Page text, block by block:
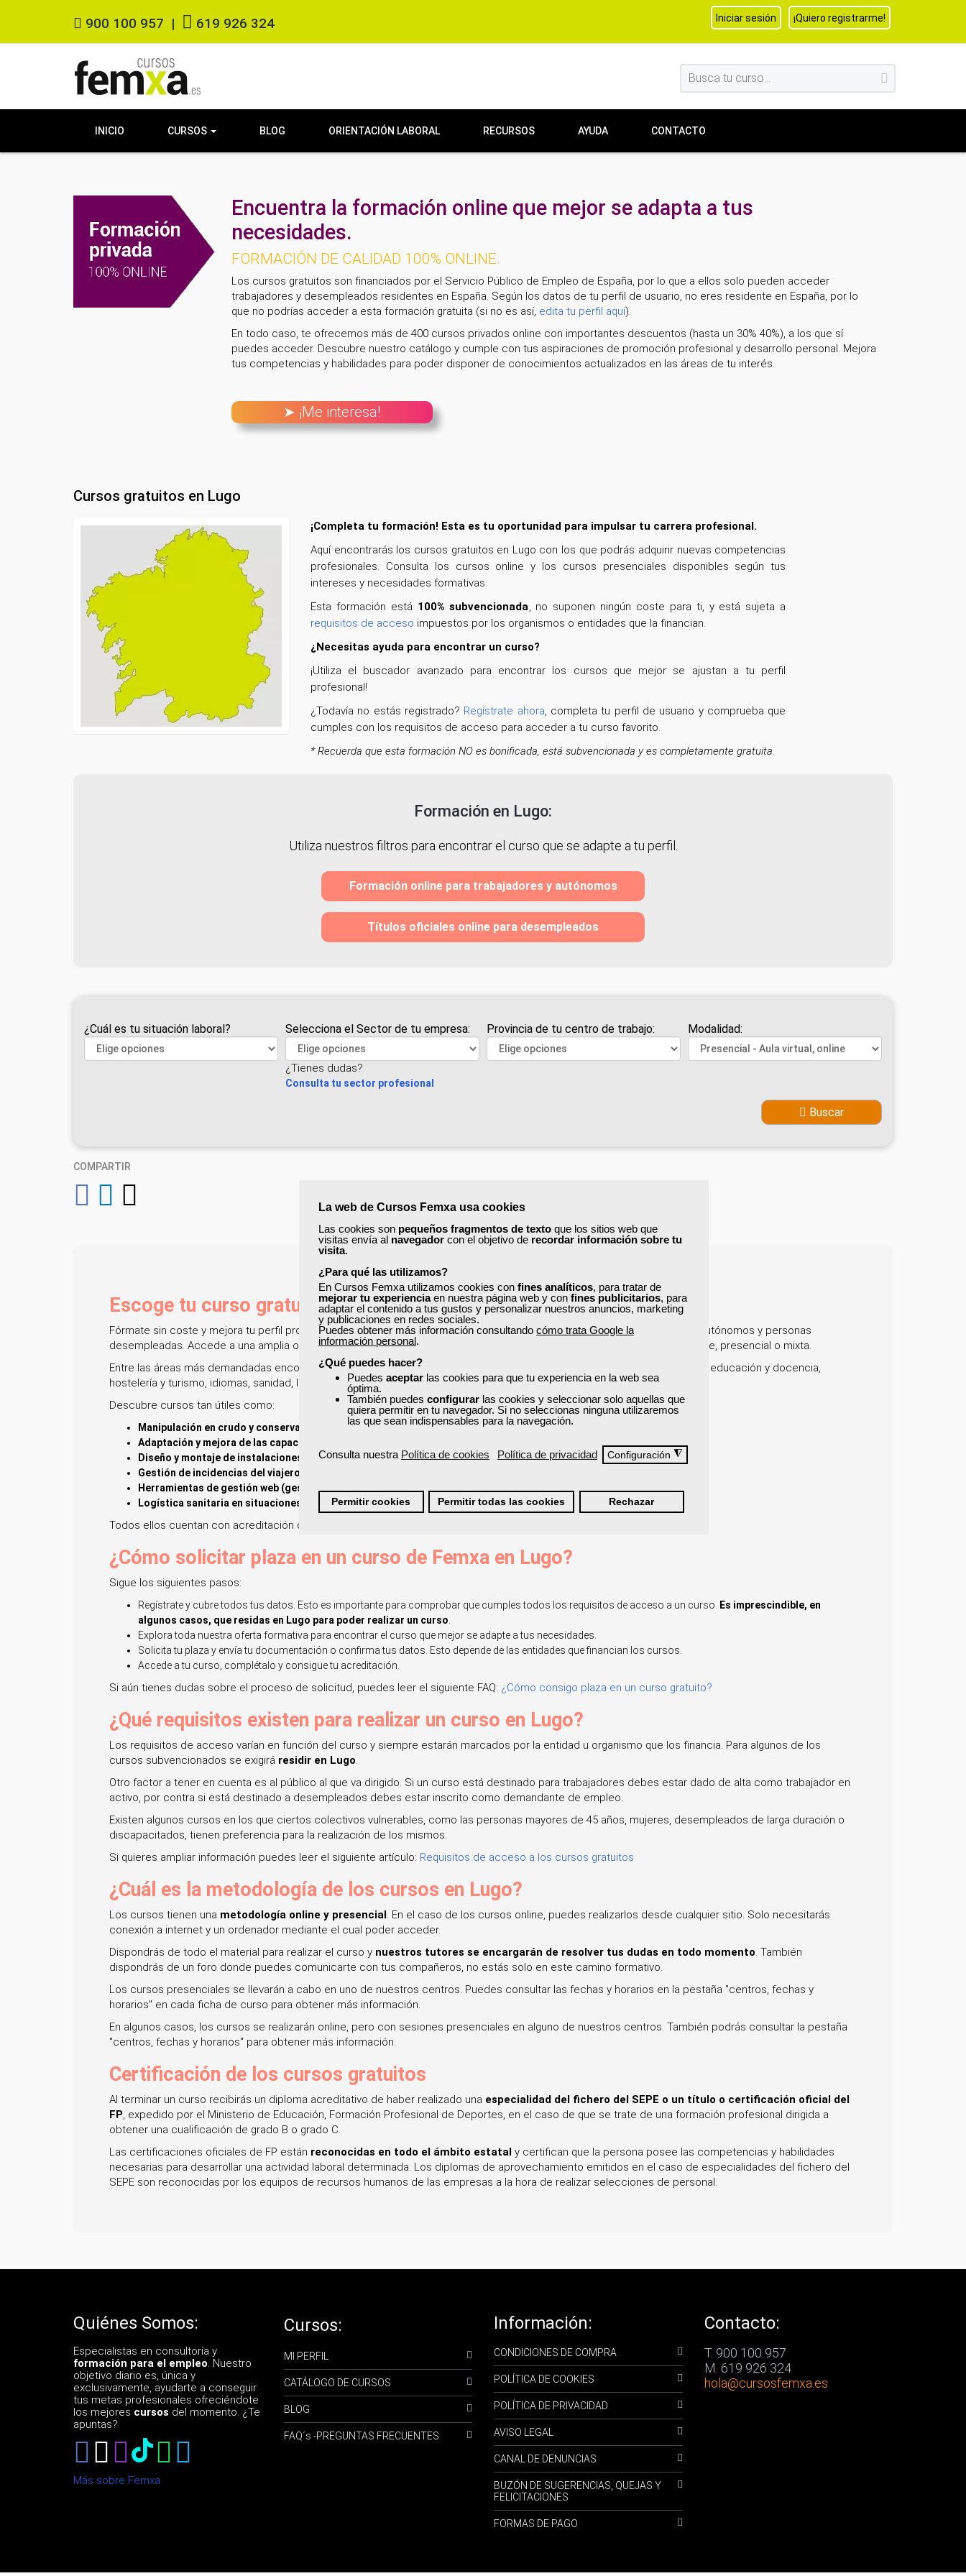
La web de Cursos Femxa usa cookies
Las cookies son pequeños fragmentos de texto que los sitios web que
visitas envía al navegador con el objetivo de recordar información sobre tu
visita.
¿Para qué las utilizamos?
En Cursos Femxa utilizamos cookies con fines analíticos, para tratar de
mejorar tu experienciaen nuestra página web y con fines publicitarios, para
adaptar el contenido a tus gustos y personalizar nuestros anuncios, marketing
y publicaciones en redes sociales.
Puedes obtener más información consultando cómo trata Google la
información personal.
¿Qué puedes hacer?
Puedes aceptar las cookies para que tu experiencia en la web sea
óptima.
También puedes configurar las cookies y seleccionar solo aquellas que
quiera permitir en tu navegador. Si no seleccionas ninguna utilizaremos
las que sean indispensables para la navegación.
Consulta nuestra Política de cookies Política de privacidad Configuración ◮
Permitir cookies Permitir todas las cookies Rechazar
900 100 957 | 619 926 324 Iniciar sesión ¡Quiero registrarme!
INICIO CURSOS BLOG ORIENTACIÓN LABORAL RECURSOS AYUDA CONTACTO
Encuentra la formación online que mejor se adapta a tus
necesidades.
FORMACIÓN DE CALIDAD 100% ONLINE.
Los cursos gratuitos son financiados por el Servicio Público de Empleo de España, por lo que a ellos solo pueden acceder
trabajadores y desempleados residentes en España. Según los datos de tu perfil de usuario, no eres residente en España, por lo
que no podrías acceder a esta formación gratuita (si no es así, edita tu perfil aquí).
En todo caso, te ofrecemos más de 400 cursos privados online con importantes descuentos (hasta un 30% 40%), a los que sí
puedes acceder. Descubre nuestro catálogo y cumple con tus aspiraciones de promoción profesional y desarrollo personal. Mejora
tus competencias y habilidades para poder disponer de conocimientos actualizados en las áreas de tu interés.
➤ ¡Me interesa!
Cursos gratuitos en Lugo
¡Completa tu formación! Esta es tu oportunidad para impulsar tu carrera profesional.
Aquí encontrarás los cursos gratuitos en Lugo con los que podrás adquirir nuevas competencias
profesionales. Consulta los cursos online y los cursos presenciales disponibles según tus
intereses y necesidades formativas.
Esta formación está 100% subvencionada, no suponen ningún coste para ti, y está sujeta a
requisitos de acceso impuestos por los organismos o entidades que la financian.
¿Necesitas ayuda para encontrar un curso?
¡Utiliza el buscador avanzado para encontrar los cursos que mejor se ajustan a tu perfil
profesional!
¿Todavía no estás registrado? Regístrate ahora, completa tu perfil de usuario y comprueba que
cumples con los requisitos de acceso para acceder a tu curso favorito.
* Recuerda que esta formación NO es bonificada, está subvencionada y es completamente gratuita.
Formación en Lugo:
Utiliza nuestros filtros para encontrar el curso que se adapte a tu perfil.
Formación online para trabajadores y autónomos
Títulos oficiales online para desempleados
¿Cuál es tu situación laboral? Selecciona el Sector de tu empresa:
¿Tienes dudas?
Consulta tu sector profesional
Provincia de tu centro de trabajo: Modalidad:
Buscar
COMPARTIR
Escoge tu curso gratuito en Lugo
Fórmate sin coste y mejora tu perfil profesional con los cursos gratuitos subvencionados, disponibles para trabajadores, autónomos y personas
desempleadas. Accede a una amplia oferta formativa en sectores clave y elige la modalidad que mejor se adapte a ti: online, presencial o mixta.
Entre las áreas más demandadas encontrarás: administración y gestión, informática y programación, comercio y marketing, educación y docencia,
hostelería y turismo, idiomas, sanidad, logística y transporte, y prevención de riesgos laborales y medioambiente.
Descubre cursos tan útiles como:
Manipulación en crudo y conservación de alimentos
Adaptación y mejora de las capacidades de venta y reputación online en el sector
Diseño y montaje de instalaciones fotovoltáicas y térmicas
Gestión de incidencias del viajero. Fidelización del cliente
Herramientas de gestión web (gestión de contenidos)
Logística sanitaria en situaciones de atención a múltiples víctimas y catástrofes
Todos ellos cuentan con acreditación oficial.
¿Cómo solicitar plaza en un curso de Femxa en Lugo?
Sigue los siguientes pasos:
Regístrate y cubre todos tus datos. Esto es importante para comprobar que cumples todos los requisitos de acceso a un curso.
Es imprescindible, en
algunos casos, que residas en Lugo para poder realizar un curso
Explora toda nuestra oferta formativa para encontrar el curso que mejor se adapte a tus necesidades.
Solicita tu plaza y envía tu documentación o confirma tus datos. Esto depende de las entidades que financian los cursos.
Accede a tu curso, complétalo y consigue tu acreditación.
Si aún tienes dudas sobre el proceso de solicitud, puedes leer el siguiente FAQ: ¿Cómo consigo plaza en un curso gratuito?
¿Qué requisitos existen para realizar un curso en Lugo?
Los requisitos de acceso varían en función del curso y siempre estarán marcados por la entidad u organismo que los financia. Para algunos de los
cursos subvencionados se exigirá residir en Lugo.
Otro factor a tener en cuenta es al público al que va dirigido. Si un curso está destinado para trabajadores debes estar dado de alta como trabajador en
activo, por contra si está destinado a desempleados debes estar inscrito como demandante de empleo.
Existen algunos cursos en los que ciertos colectivos vulnerables, como las personas mayores de 45 años, mujeres, desempleados de larga duración o
discapacitados, tienen preferencia para la realización de los mismos.
Si quieres ampliar información puedes leer el siguiente artículo: Requisitos de acceso a los cursos gratuitos
¿Cuál es la metodología de los cursos en Lugo?
Los cursos tienen una metodología online y presencial. En el caso de los cursos online, puedes realizarlos desde cualquier sitio. Solo necesitarás
conexión a internet y un ordenador mediante el cual poder acceder.
Dispondrás de todo el material para realizar el curso y nuestros tutores se encargarán de resolver tus dudas en todo momento. También
dispondrás de un foro donde puedes comunicarte con tus compañeros, no estás solo en este camino formativo.
Los cursos presenciales se llevarán a cabo en uno de nuestros centros. Puedes consultar las fechas y horarios en la pestaña "centros, fechas y
horarios" en cada ficha de curso para obtener más información.
En algunos casos, los cursos se realizarán online, pero con sesiones presenciales en alguno de nuestros centros. También podrás consultar la pestaña
"centros, fechas y horarios" para obtener más información.
Certificación de los cursos gratuitos
Al terminar un curso recibirás un diploma acreditativo de haber realizado una especialidad del fichero del SEPE o un título o certificación oficial del
FP, expedido por el Ministerio de Educación, Formación Profesional de Deportes, en el caso de que se trate de una formación profesional dirigida a
obtener una cualificación de grado B o grado C.
Las certificaciones oficiales de FP están reconocidas en todo el ámbito estatal y certifican que la persona posee las competencias y habilidades
necesarias para desarrollar una actividad laboral determinada. Los diplomas de aprovechamiento emitidos en el caso de especialidades del fichero del
SEPE son reconocidas por los equipos de recursos humanos de las empresas a la hora de realizar selecciones de personal.
Quiénes Somos:
Especialistas en consultoría y
formación para el empleo. Nuestro
objetivo diario es, única y
exclusivamente, ayudarte a conseguir
tus metas profesionales ofreciéndote
los mejores cursos del momento. ¿Te
apuntas?
Más sobre Femxa
Cursos:
MI PERFIL
CATÁLOGO DE CURSOS
BLOG
FAQ´s -PREGUNTAS FRECUENTES
Información:
CONDICIONES DE COMPRA
POLÍTICA DE COOKIES
POLÍTICA DE PRIVACIDAD
AVISO LEGAL
CANAL DE DENUNCIAS
BUZÓN DE SUGERENCIAS, QUEJAS Y
FELICITACIONES
FORMAS DE PAGO
Contacto:
T. 900 100 957
M. 619 926 324
hola@cursosfemxa.es